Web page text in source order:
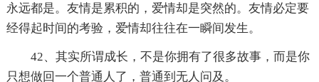
永远都是。友情是累积的，爱情却是突然的。友情必定要
经得起时间的考验，爱情却往往在一瞬间发生。
42、其实所谓成长，不是你拥有了很多故事，而是你
只想做回一个普通人了，普通到无人问及。